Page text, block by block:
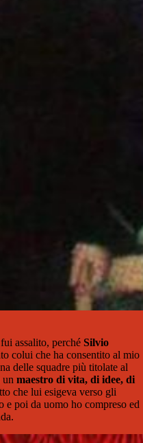
assalito, perché Silvio
colui che ha consentito al mio
delle squadre più titolate al
un maestro di vita, di idee, di
che lui esigeva verso gli
e poi da uomo ho compreso ed